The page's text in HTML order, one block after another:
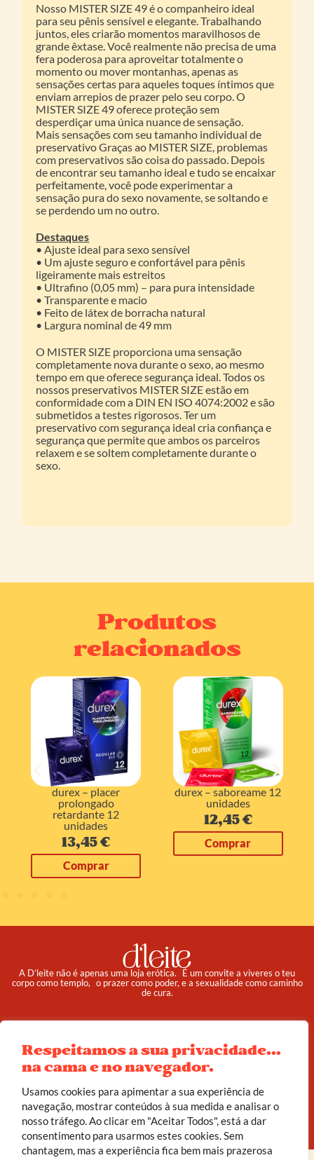
Respeitamos a sua privacidade...
na cama e no navegador.
Usamos cookies para apimentar a sua experiência de
navegação, mostrar conteúdos à sua medida e analisar o
nosso tráfego. Ao clicar em "Aceitar Todos", está a dar
consentimento para usarmos estes cookies. Sem
chantagem, mas a experiência fica bem mais prazerosa
Nosso MISTER SIZE 49 é o companheiro ideal
para seu pênis sensível e elegante. Trabalhando
juntos, eles criarão momentos maravilhosos de
grande êxtase. Você realmente não precisa de uma
fera poderosa para aproveitar totalmente o
momento ou mover montanhas, apenas as
sensações certas para aqueles toques íntimos que
enviam arrepios de prazer pelo seu corpo. O
MISTER SIZE 49 oferece proteção sem
desperdiçar uma única nuance de sensação.
Mais sensações com seu tamanho individual de
preservativo Graças ao MISTER SIZE, problemas
com preservativos são coisa do passado. Depois
de encontrar seu tamanho ideal e tudo se encaixar
perfeitamente, você pode experimentar a
sensação pura do sexo novamente, se soltando e
se perdendo um no outro.
Destaques
• Ajuste ideal para sexo sensível
• Um ajuste seguro e confortável para pênis
ligeiramente mais estreitos
• Ultrafino (0,05 mm) – para pura intensidade
• Transparente e macio
• Feito de látex de borracha natural
• Largura nominal de 49 mm
O MISTER SIZE proporciona uma sensação
completamente nova durante o sexo, ao mesmo
tempo em que oferece segurança ideal. Todos os
nossos preservativos MISTER SIZE estão em
conformidade com a DIN EN ISO 4074:2002 e são
submetidos a testes rigorosos. Ter um
preservativo com segurança ideal cria confiança e
segurança que permite que ambos os parceiros
relaxem e se soltem completamente durante o
sexo.
Produtos
relacionados
durex – placer
prolongado
retardante 12
unidades
13,45€
Comprar
durex – saboreame 12
unidades
12,45€
Comprar
A D’leite não é apenas uma loja erótica. É um convite a viveres o teu
corpo como templo, o prazer como poder, e a sexualidade como caminho
de cura.
Reembolso e Devoluções
Termos e Condições
Sobre
Política de Privacidade
© 2025 d’leite. Todos os direitos reservados.
Feito com carinho porJoão Corrêa